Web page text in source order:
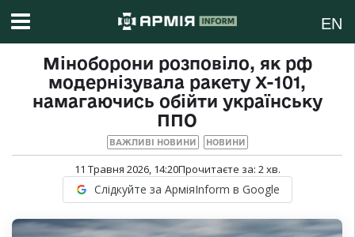
EN
Міноборони розповіло, як рф
модернізувала ракету Х-101,
намагаючись обійти українську
ППО
ВАЖЛИВІ НОВИНИ НОВИНИ
11 Травня 2026, 14:20Прочитаєте за: 2хв.
Слідкуйте за АрміяInform в Google